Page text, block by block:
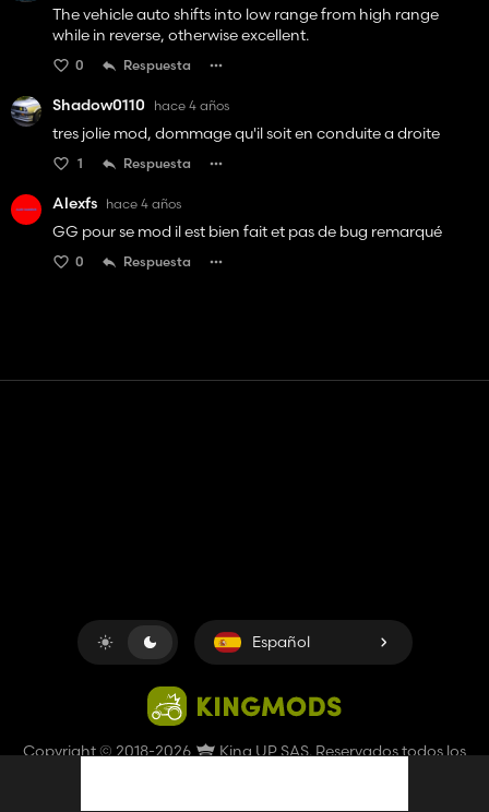
The vehicle auto shifts into low range from high range
while in reverse, otherwise excellent.
0 Respuesta
Shadow0110 hace 4 años
tres jolie mod, dommage qu'il soit en conduite a droite
1 Respuesta
Alexfs hace 4 años
GG pour se mod il est bien fait et pas de bug remarqué
0 Respuesta
Copyright © 2018-2026 King UP SAS. Reservados todos los
Español